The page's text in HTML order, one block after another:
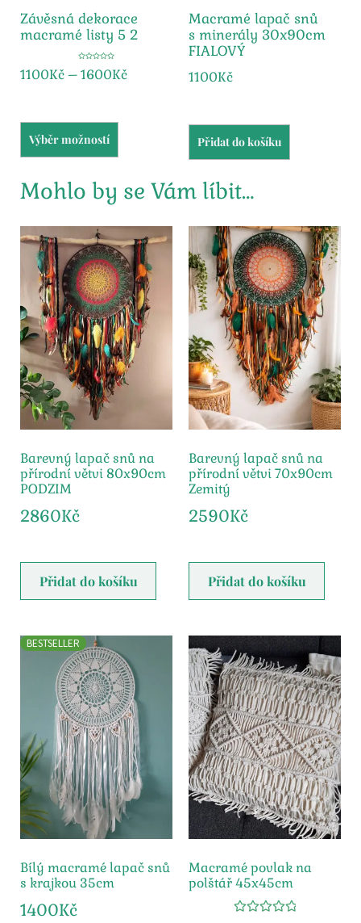
Závěsná dekorace
macramé listy 5 2
5.00z 5
1100Kč –1600Kč
Výběr možností
Macramé lapač snů
s minerály 30x90cm
FIALOVÝ
1100Kč
Přidat do košíku
Mohlo by se Vám líbit…
Barevný lapač snů na
přírodní větvi 80x90cm
PODZIM
2860Kč
Přidat do košíku
Barevný lapač snů na
přírodní větvi 70x90cm
Zemitý
2590Kč
Přidat do košíku
BESTSELLER
Bílý macramé lapač snů
s krajkou 35cm
1400Kč
Macramé povlak na
polštář 45x45cm